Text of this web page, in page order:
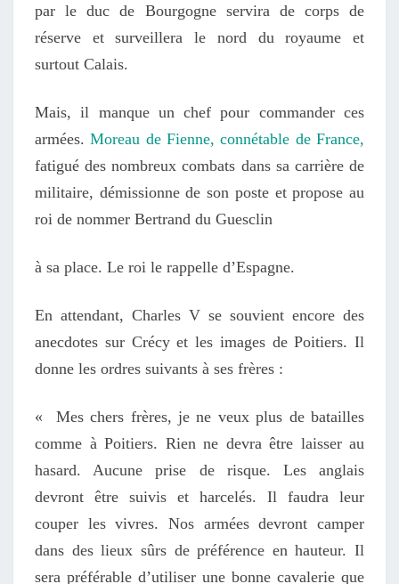
par le duc de Bourgogne servira de corps de
réserve et surveillera le nord du royaume et
surtout Calais.
Mais, il manque un chef pour commander ces
armées.Moreau de Fienne, connétable de France,
fatigué des nombreux combats dans sa carrière de
militaire, démissionne de son poste et propose au
roi de nommer Bertrand du Guesclin
à sa place. Le roi le rappelle d’Espagne.
En attendant, Charles V se souvient encore des
anecdotes sur Crécy et les images de Poitiers. Il
donne les ordres suivants à ses frères :
« Mes chers frères, je ne veux plus de batailles
comme à Poitiers. Rien ne devra être laisser au
hasard. Aucune prise de risque. Les anglais
devront être suivis et harcelés. Il faudra leur
couper les vivres. Nos armées devront camper
dans des lieux sûrs de préférence en hauteur. Il
sera préférable d’utiliser une bonne cavalerie que